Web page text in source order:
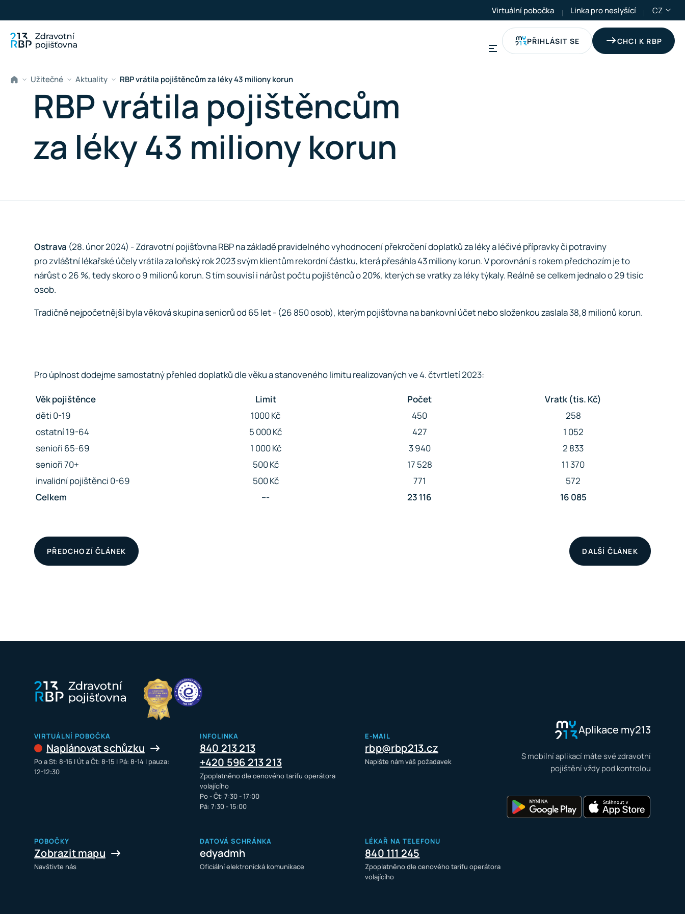
Virtuální pobočka Linka pro neslyšící CZ
PŘIHLÁSIT SE CHCI K RBP
Užitečné Aktuality RBP vrátila pojištěncům za léky 43 miliony korun
RBP vrátila pojištěncům
za léky 43 miliony korun
Ostrava (28. únor 2024) - Zdravotní pojišťovna RBP na základě pravidelného vyhodnocení překročení doplatků za léky a léčivé přípravky či potraviny
pro zvláštní lékařské účely vrátila za loňský rok 2023 svým klientům rekordní částku, která přesáhla 43 miliony korun. V porovnání s rokem předchozím je to
nárůst o 26 %, tedy skoro o 9 milionů korun. S tím souvisí i nárůst počtu pojištěnců o 20%, kterých se vratky za léky týkaly. Reálně se celkem jednalo o 29 tisíc
osob.
Tradičně nejpočetnější byla věková skupina seniorů od 65 let - (26 850 osob), kterým pojišťovna na bankovní účet nebo složenkou zaslala 38,8 milionů korun.
Pro úplnost dodejme samostatný přehled doplatků dle věku a stanoveného limitu realizovaných ve 4. čtvrtletí 2023:
Věk pojištěnce Limit Počet
Vratk (tis. Kč)
děti 0-19
1000 Kč 450
258
ostatní 19-64
5 000 Kč 427
1 052
senioři 65-69
1 000 Kč 3 940
2 833
senioři 70+
500 Kč 17 528
11 370
invalidní pojištěnci 0-69
500 Kč 771
572
Celkem
--- 23 116 16 085
DALŠÍ ČLÁNEK
PŘEDCHOZÍ ČLÁNEK
VIRTUÁLNÍ POBOČKA
Naplánovat schůzku
Po a St: 8-16 I Út a Čt: 8-15 I Pá: 8-14 I pauza:
12-12:30
INFOLINKA
840 213 213
+420 596 213 213
Zpoplatněno dle cenového tarifu operátora
volajícího
Po - Čt: 7:30 - 17:00
Pá: 7:30 - 15:00
E-MAIL
rbp@rbp213.cz
Napište nám váš požadavek
POBOČKY
Zobrazit mapu
Navštivte nás
DATOVÁ SCHRÁNKA
edyadmh
Oficiální elektronická komunikace
LÉKAŘ NA TELEFONU
840 111 245
Zpoplatněno dle cenového tarifu operátora
volajícího
Aplikace my213
S mobilní aplikací máte své zdravotní
pojištění vždy pod kontrolou